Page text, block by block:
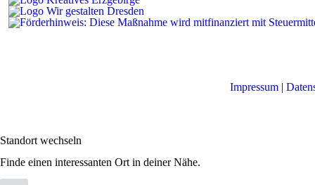
Impressum |
Standort wechseln
Finde einen interessanten Ort in deiner Nähe.